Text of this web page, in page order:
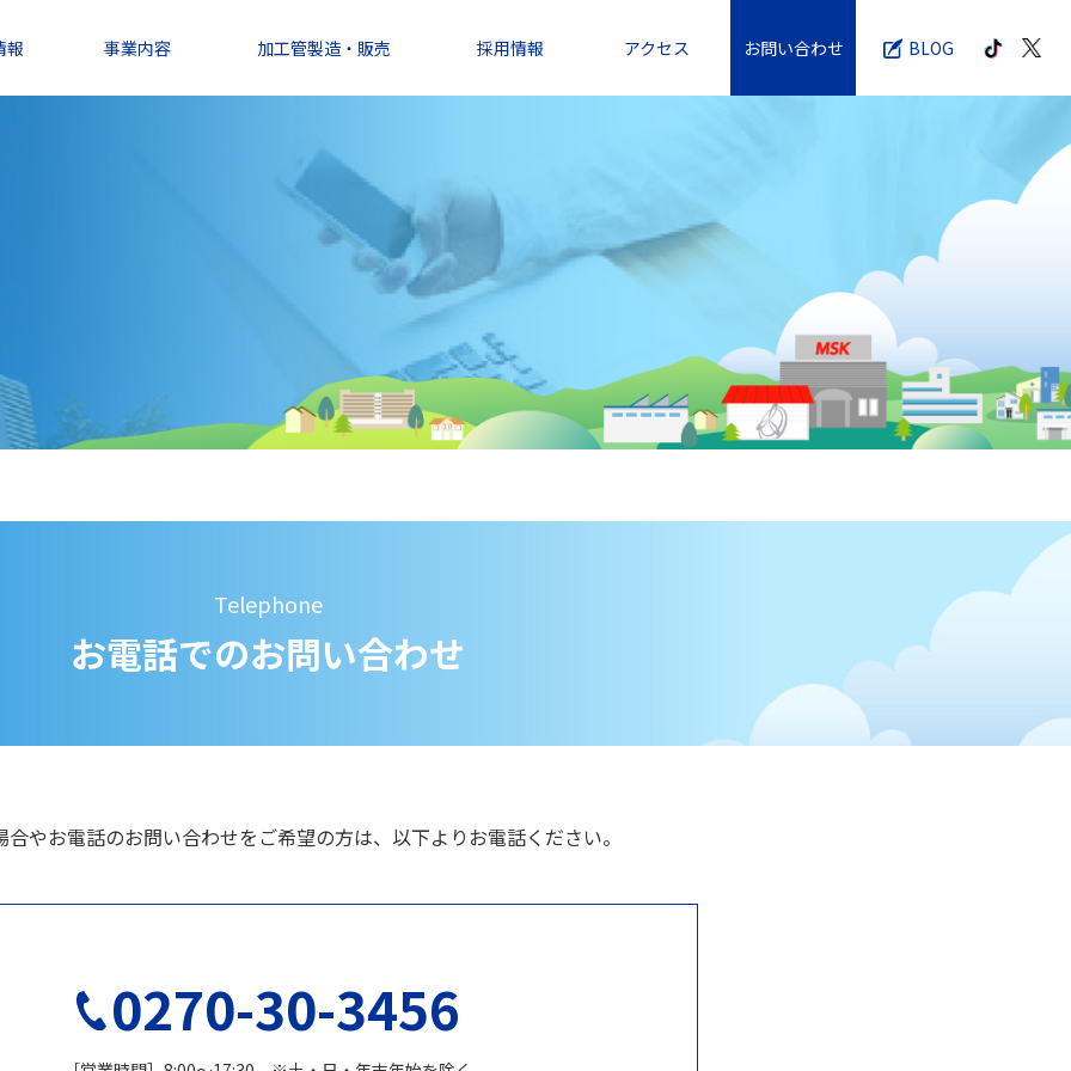
報 事業内容 加工管製造・販売 採用情報 アクセス お問い合わせ BLOG
Telephone
お電話でのお問い合わせ
合やお電話のお問い合わせをご希望の方は、以下よりお電話ください。
0270-30-3456